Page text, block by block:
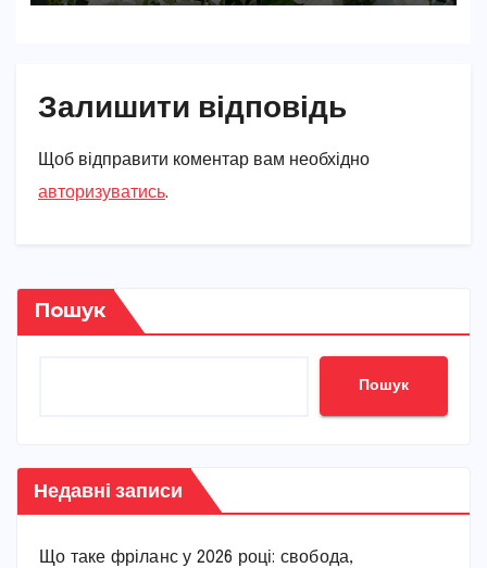
Залишити відповідь
Щоб відправити коментар вам необхідно
авторизуватись.
Пошук
Пошук
Недавні записи
Що таке фріланс у 2026 році: свобода,